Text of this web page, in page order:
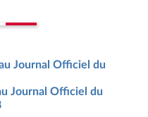
Journal Officiel du
Journal Officiel du